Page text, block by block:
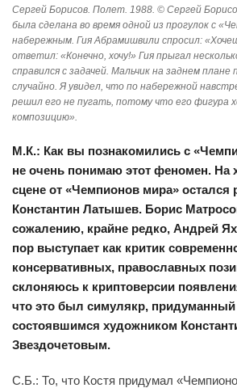
Сергей Борисов. Полет. 1988. © Сергей
была сделана во время одной из прогулок с
набережным. Гия Абрамишвили спросил:
ответил: «Конечно, хочу!» Гия прыгал
справился с задачей. Мальчик на заднем плане
случайно. Я увидел, что по набережной
решил его не пугать, потому что его фигура
композицию».
М.К.: Как вы познакомились с
не очень понимаю этот феномен. На
сцене от «Чемпионов мира» остался
Константин Латышев. Борис
сожалению, крайне редко, Андрей
пор выступает как критик
консервативных, православных
склоняюсь к криптоверсии
что это был симулякр, придуманный
состоявшимся художником
Звездочетовым.
С.Б.: То, что Костя придумал